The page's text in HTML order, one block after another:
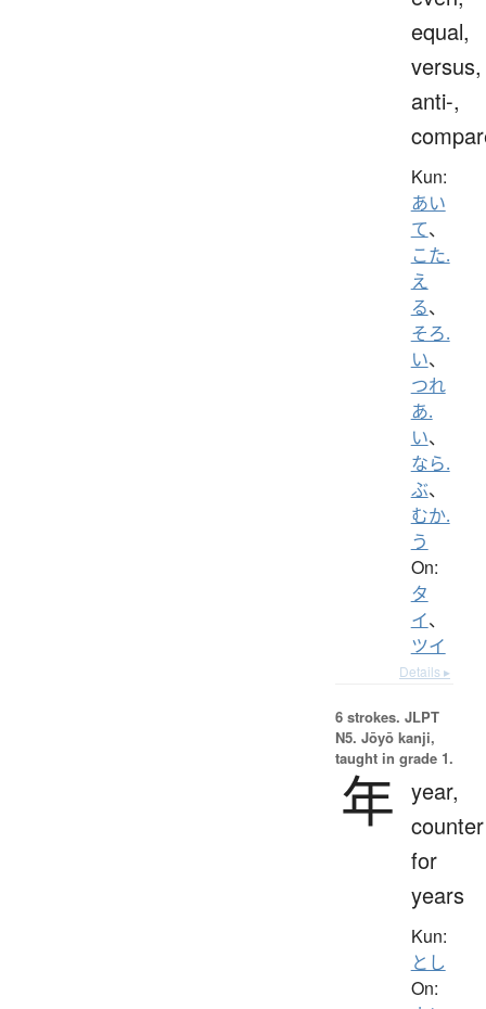
equal,
versus,
anti-,
Kun:
あい
て、
こた.
え
る、
そろ.
い、
つれ
あ.
い、
なら.
ぶ、
むか.
う
On:
タ
イ、
ツイ
Details ▸
6 strokes. JLPT
N5. Jōyō kanji,
taught in grade 1.
年 year,
counter
for
years
Kun:
とし
On: